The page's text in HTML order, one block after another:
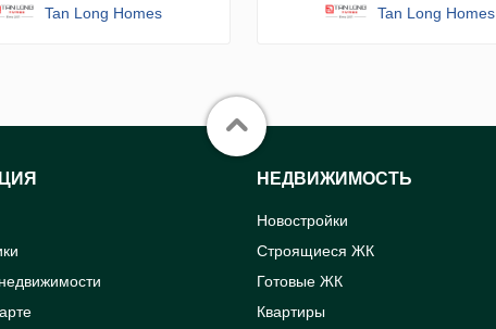
Tan Long Homes Tan Long Homes
НЕДВИЖИМОСТЬ
Новостройки
Строящиеся ЖК
Готовые ЖК
Квартиры